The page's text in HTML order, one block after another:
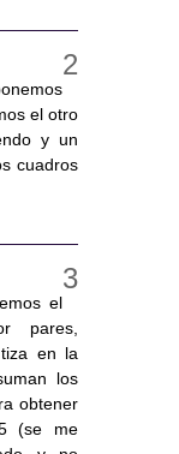
el otro
y un
cuadros
el
pares,
en la
los
obtener
(se me